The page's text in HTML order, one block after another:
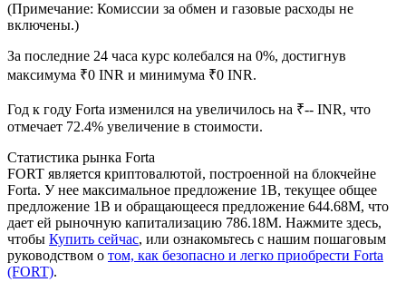
USDC фьючерсы
Фьючерсы с использованием USDC в качестве
обеспечения
(Примечание: Комиссии за обмен и газовые расходы не
включены.)
За последние 24 часа курс колебался на 0%, достигнув
максимума ₹0 INR и минимума ₹0 INR.
Год к году Forta изменился на увеличилось на ₹-- INR, что
отмечает 72.4% увеличение в стоимости.
Статистика рынка Forta
FORT является криптовалютой, построенной на блокчейне
Forta. У нее максимальное предложение 1B, текущее общее
предложение 1B и обращающееся предложение 644.68M, что
дает ей рыночную капитализацию 786.18M. Нажмите здесь,
чтобы Купить сейчас, или ознакомьтесь с нашим пошаговым
руководством о том, как безопасно и легко приобрести Forta
(FORT).